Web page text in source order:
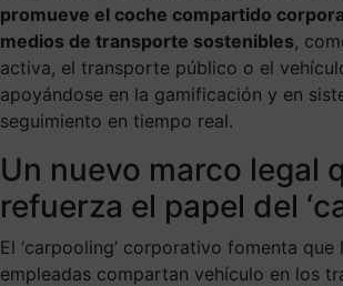
promueve el coche compartido
medios de transporte sostenibles,
activa, el transporte público o el
apoyándose en la gamificación y en
seguimiento en tiempo real.
Un nuevo marco legal
refuerza el papel del
El ‘carpooling’ corporativo fomenta que
empleadas compartan vehículo en los